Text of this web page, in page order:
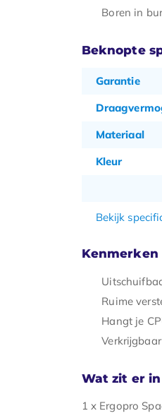
Boren in
Beknopte
Garantie
Materiaal
Kleur
Bekijk
Ruime
Hangt je
Wat zit er
1 x Ergopro